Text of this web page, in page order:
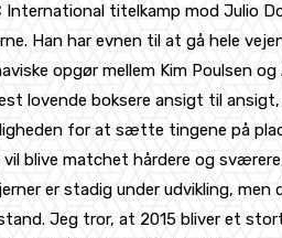
International titelkamp mod
Han har evnen til at gå hele
opgør mellem Kim Poulsen
lovende boksere ansigt til
for at sætte tingene på
blive matchet hårdere og
er stadig under udvikling,
Jeg tror, at 2015 bliver et